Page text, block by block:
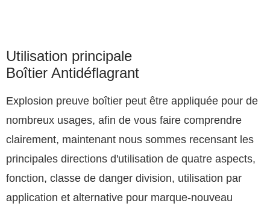
Utilisation principale
Boîtier Antidéflagrant
Explosion preuve boîtier peut être appliquée pour de
nombreux usages, afin de vous faire comprendre
clairement, maintenant nous sommes recensant les
principales directions d'utilisation de quatre aspects,
fonction, classe de danger division, utilisation par
application et alternative pour marque-nouveau